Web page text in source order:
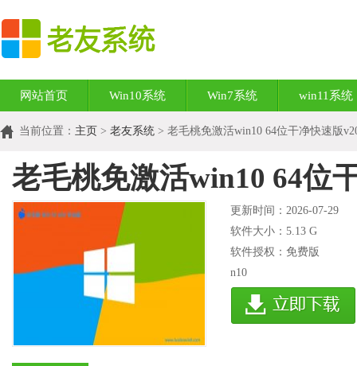
网站首页 Win10系统 Win7系统 win11系统
当前位置： 主页 > 老友系统 > 老毛桃免激活win10 64位干净快速版
老毛桃免激活win10 64位
更新时间：2026-07-29
软件大小： 5.13 G
软件授权：免费版
n10